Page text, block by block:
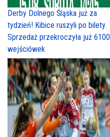
Derby Dolnego Śląska już za
tydzień! Kibice ruszyli po bilety.
Sprzedaż przekroczyła już 6100
wejściówek